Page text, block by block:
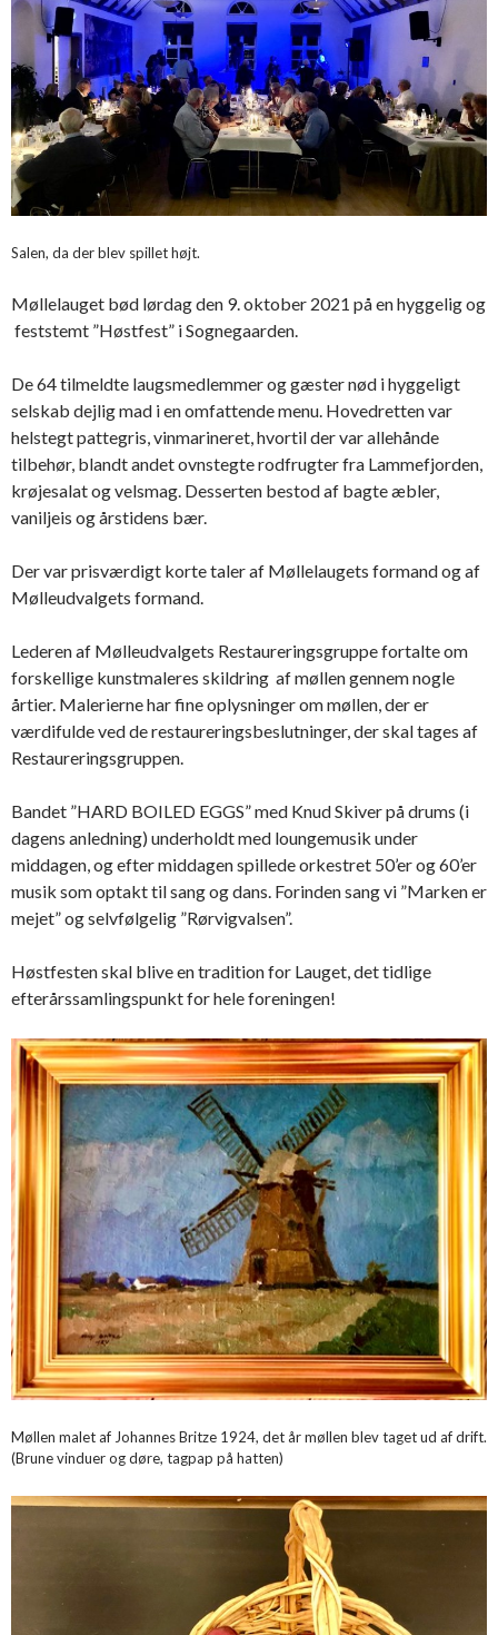
Salen, da der blev spillet højt.
Møllelauget bød lørdag den 9. oktober 2021 på en hyggelig og
feststemt ”Høstfest” i Sognegaarden.
De 64 tilmeldte laugsmedlemmer og gæster nød i hyggeligt
selskab dejlig mad i en omfattende menu. Hovedretten var
helstegt pattegris, vinmarineret, hvortil der var allehånde
tilbehør, blandt andet ovnstegte rodfrugter fra Lammefjorden,
krøjesalat og velsmag. Desserten bestod af bagte æbler,
vaniljeis og årstidens bær.
Der var prisværdigt korte taler af Møllelaugets formand og af
Mølleudvalgets formand.
Lederen af Mølleudvalgets Restaureringsgruppe fortalte om
forskellige kunstmaleres skildring af møllen gennem nogle
årtier. Malerierne har fine oplysninger om møllen, der er
værdifulde ved de restaureringsbeslutninger, der skal tages af
Restaureringsgruppen.
Bandet ”HARD BOILED EGGS” med Knud Skiver på drums (i
dagens anledning) underholdt med loungemusik under
middagen, og efter middagen spillede orkestret 50’er og 60’er
musik som optakt til sang og dans. Forinden sang vi ”Marken er
mejet” og selvfølgelig ”Rørvigvalsen”.
Høstfesten skal blive en tradition for Lauget, det tidlige
efterårssamlingspunkt for hele foreningen!
Møllen malet af Johannes Britze 1924, det år møllen blev taget ud af drift.
(Brune vinduer og døre, tagpap på hatten)